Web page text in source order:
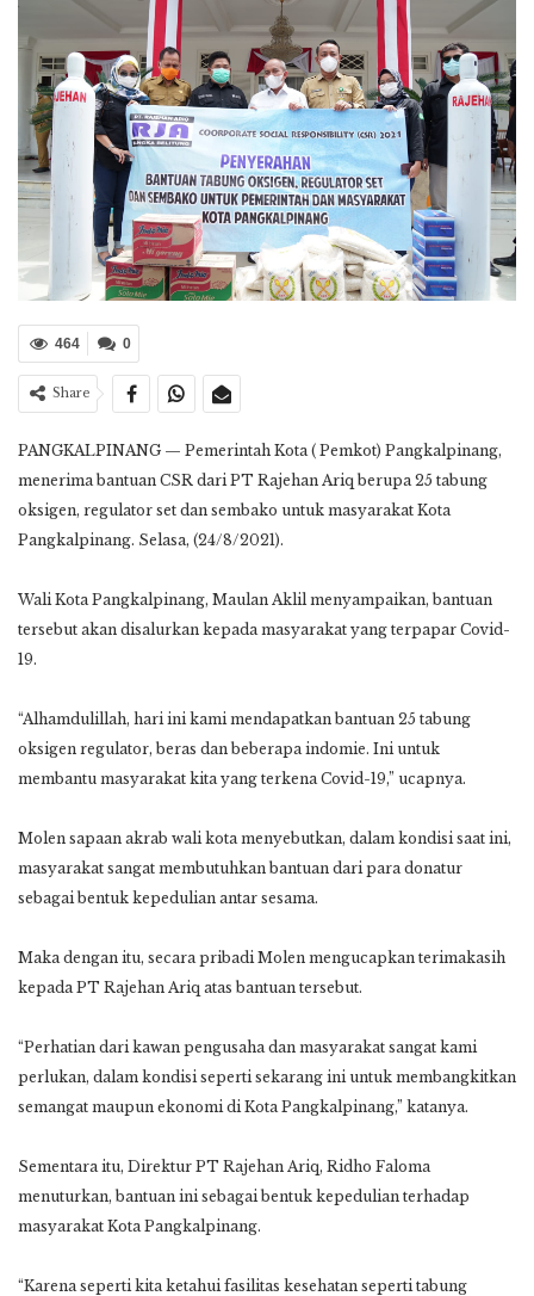
0
464
Share
PANGKALPINANG — Pemerintah Kota ( Pemkot) Pangkalpinang,
menerima bantuan CSR dari PT Rajehan Ariq berupa 25 tabung
oksigen, regulator set dan sembako untuk masyarakat Kota
Pangkalpinang. Selasa, (24/8/2021).
Wali Kota Pangkalpinang, Maulan Aklil menyampaikan, bantuan
tersebut akan disalurkan kepada masyarakat yang terpapar Covid-
19.
“Alhamdulillah, hari ini kami mendapatkan bantuan 25 tabung
oksigen regulator, beras dan beberapa indomie. Ini untuk
membantu masyarakat kita yang terkena Covid-19,” ucapnya.
Molen sapaan akrab wali kota menyebutkan, dalam kondisi saat ini,
masyarakat sangat membutuhkan bantuan dari para donatur
sebagai bentuk kepedulian antar sesama.
Maka dengan itu, secara pribadi Molen mengucapkan terimakasih
kepada PT Rajehan Ariq atas bantuan tersebut.
“Perhatian dari kawan pengusaha dan masyarakat sangat kami
perlukan, dalam kondisi seperti sekarang ini untuk membangkitkan
semangat maupun ekonomi di Kota Pangkalpinang,” katanya.
Sementara itu, Direktur PT Rajehan Ariq, Ridho Faloma
menuturkan, bantuan ini sebagai bentuk kepedulian terhadap
masyarakat Kota Pangkalpinang.
“Karena seperti kita ketahui fasilitas kesehatan seperti tabung